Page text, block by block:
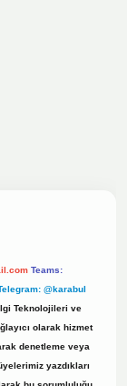
Teams:
@karabul
Teknolojileri ve
olarak hizmet
denetleme veya
yazdıkları